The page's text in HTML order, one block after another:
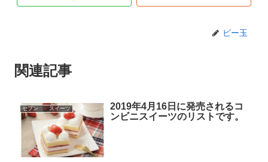
ビー玉
関連記事
セブン スイーツ
2019年4月16日に発売されるコ
ンビニスイーツのリストです。